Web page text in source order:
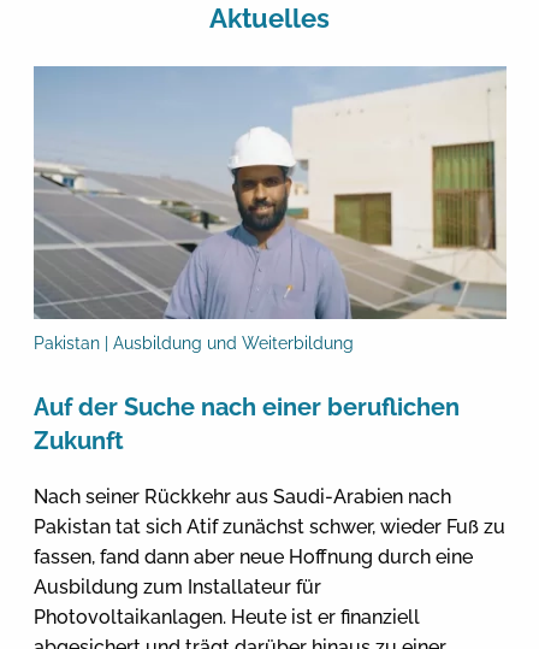
Aktuelles
Pakistan | Ausbildung und Weiterbildung
Auf der Suche nach einer beruflichen
Zukunft
Nach seiner Rückkehr aus Saudi-Arabien nach
Pakistan tat sich Atif zunächst schwer, wieder Fuß zu
fassen, fand dann aber neue Hoffnung durch eine
Ausbildung zum Installateur für
Photovoltaikanlagen. Heute ist er finanziell